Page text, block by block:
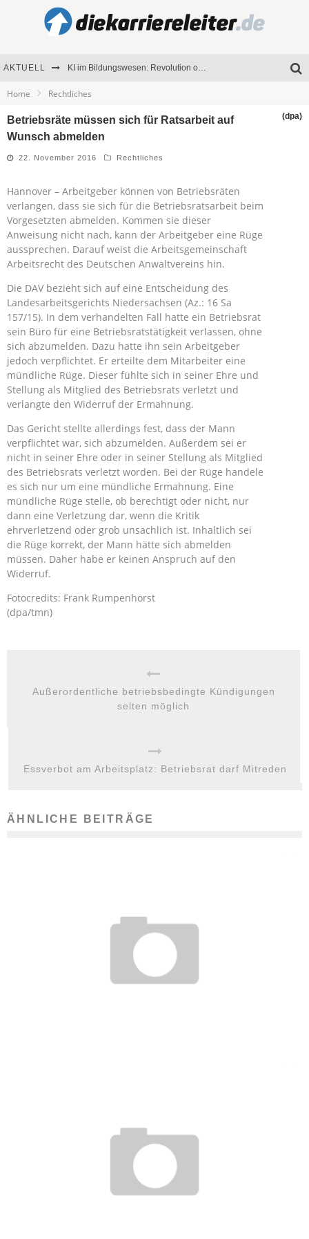
AKTUELL KI im Bildungswesen: Revolution oder Risiko für Schulen und Universitäten?
Seminare als Motivationsmotor – Wie Weiterbildung Mitarbeiter nachhaltig begeistert
Home Rechtliches
Betriebsräte müssen sich für Ratsarbeit auf
Wunsch abmelden
(dpa)
22. November 2016 Rechtliches
Hannover – Arbeitgeber können von Betriebsräten
verlangen, dass sie sich für die Betriebsratsarbeit beim
Vorgesetzten abmelden. Kommen sie dieser
Anweisung nicht nach, kann der Arbeitgeber eine Rüge
aussprechen. Darauf weist die Arbeitsgemeinschaft
Arbeitsrecht des Deutschen Anwaltvereins hin.
Die DAV bezieht sich auf eine Entscheidung des
Landesarbeitsgerichts Niedersachsen (Az.: 16 Sa
157/15). In dem verhandelten Fall hatte ein Betriebsrat
sein Büro für eine Betriebsratstätigkeit verlassen, ohne
sich abzumelden. Dazu hatte ihn sein Arbeitgeber
jedoch verpflichtet. Er erteilte dem Mitarbeiter eine
mündliche Rüge. Dieser fühlte sich in seiner Ehre und
Stellung als Mitglied des Betriebsrats verletzt und
verlangte den Widerruf der Ermahnung.
Das Gericht stellte allerdings fest, dass der Mann
verpflichtet war, sich abzumelden. Außerdem sei er
nicht in seiner Ehre oder in seiner Stellung als Mitglied
des Betriebsrats verletzt worden. Bei der Rüge handele
es sich nur um eine mündliche Ermahnung. Eine
mündliche Rüge stelle, ob berechtigt oder nicht, nur
dann eine Verletzung dar, wenn die Kritik
ehrverletzend oder grob unsachlich ist. Inhaltlich sei
die Rüge korrekt, der Mann hätte sich abmelden
müssen. Daher habe er keinen Anspruch auf den
Widerruf.
Fotocredits: Frank Rumpenhorst
(dpa/tmn)
Außerordentliche betriebsbedingte Kündigungen
selten möglich
Essverbot am Arbeitsplatz: Betriebsrat darf Mitreden
ÄHNLICHE BEITRÄGE